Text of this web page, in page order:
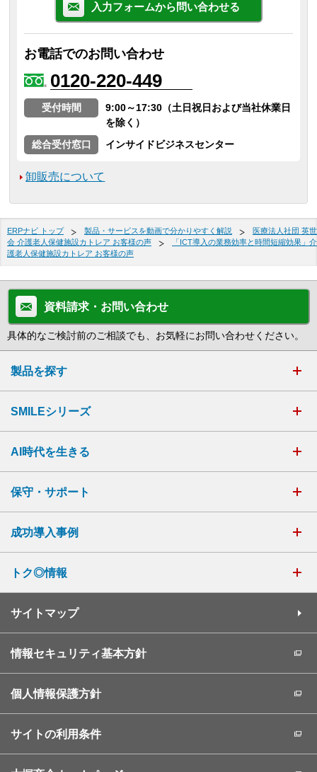
入力フォームから問い合わせる
お電話でのお問い合わせ
0120-220-449
受付時間
9:00～17:30（土日祝日および当社休業日
を除く）
総合受付窓口
インサイドビジネスセンター
卸販売について
ERPナビ トップ 製品・サービスを動画で分かりやすく解説
医療法人社団 英世
会 介護老人保健施設カトレア お客様の声
「ICT導入の業務効率と時間短縮効果」介
護老人保健施設カトレア お客様の声
資料請求・お問い合わせ
具体的なご検討前のご相談でも、お気軽にお問い合わせください。
製品を探す
SMILEシリーズ
AI時代を生きる
保守・サポート
成功導入事例
トク◎情報
サイトマップ
情報セキュリティ基本方針
個人情報保護方針
サイトの利用条件